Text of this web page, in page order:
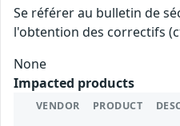
Se référer au bulletin de
l'obtention des correctifs
None
Impacted products
VENDOR PRODUCT